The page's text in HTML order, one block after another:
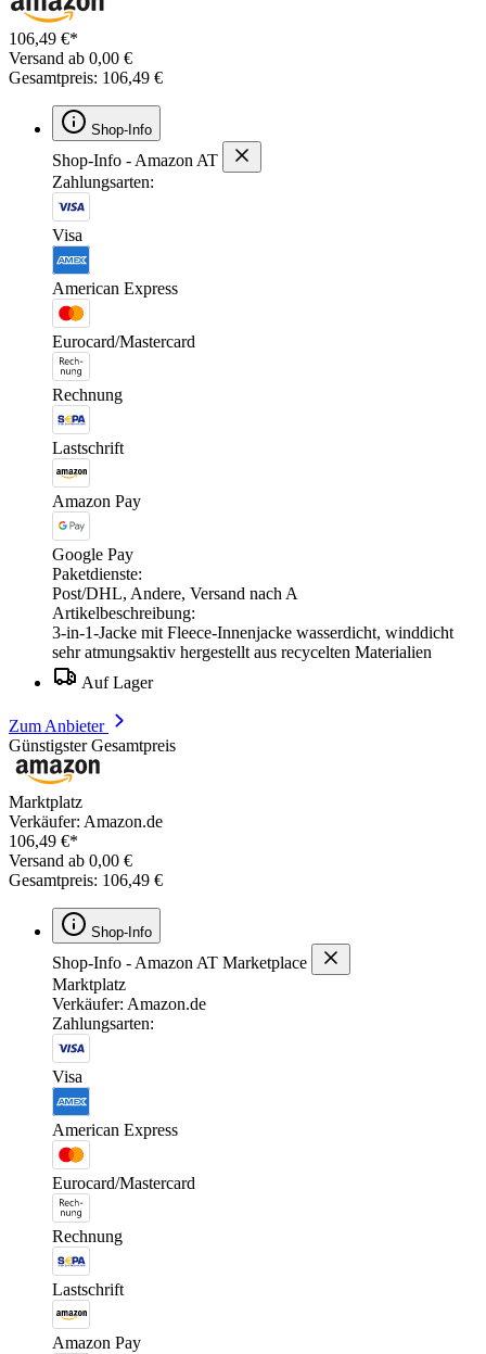
106,49 €*
Versand ab 0,00 €
Gesamtpreis: 106,49 €
Shop-Info
Shop-Info - Amazon AT
Zahlungsarten:
Visa
American Express
Eurocard/Mastercard
Rechnung
Lastschrift
Amazon Pay
Google Pay
Paketdienste:
Post/DHL, Andere, Versand nach A
Artikelbeschreibung:
3-in-1-Jacke mit Fleece-Innenjacke wasserdicht, winddicht
sehr atmungsaktiv hergestellt aus recycelten Materialien
Auf Lager
Zum Anbieter
Günstigster Gesamtpreis
Marktplatz
Verkäufer: Amazon.de
106,49 €*
Versand ab 0,00 €
Gesamtpreis: 106,49 €
Shop-Info
Shop-Info - Amazon AT Marketplace
Marktplatz
Verkäufer: Amazon.de
Zahlungsarten:
Visa
American Express
Eurocard/Mastercard
Rechnung
Lastschrift
Amazon Pay